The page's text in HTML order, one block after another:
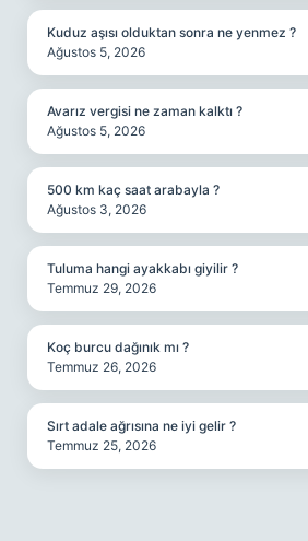
Kuduz aşısı olduktan sonra ne yenmez ?
Ağustos 5, 2026
Avarız vergisi ne zaman kalktı ?
Ağustos 5, 2026
500 km kaç saat arabayla ?
Ağustos 3, 2026
Tuluma hangi ayakkabı giyilir ?
Temmuz 29, 2026
Koç burcu dağınık mı ?
Temmuz 26, 2026
Sırt adale ağrısına ne iyi gelir ?
Temmuz 25, 2026